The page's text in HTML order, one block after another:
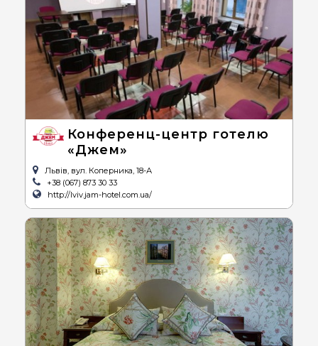
Конференц-центр готелю
«Джем»
Львів, вул. Коперника, 18-А
+38 (067) 873 30 33
http://lviv.jam-hotel.com.ua/